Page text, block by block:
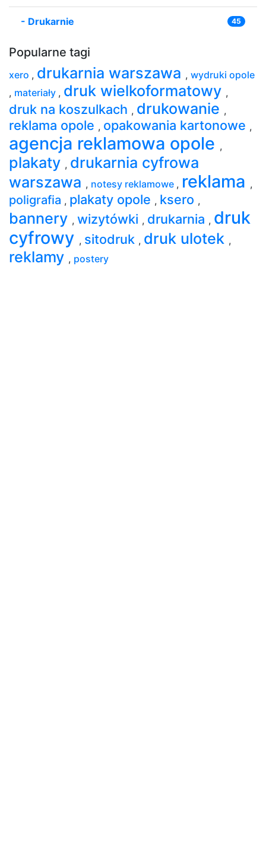
- Drukarnie 45
Popularne tagi
xero , drukarnia warszawa , wydruki opole
, materiały , druk wielkoformatowy ,
druk na koszulkach , drukowanie ,
reklama opole , opakowania kartonowe ,
agencja reklamowa opole ,
plakaty , drukarnia cyfrowa
warszawa , notesy reklamowe , reklama ,
poligrafia , plakaty opole , ksero ,
bannery , wizytówki , drukarnia , druk
cyfrowy , sitodruk , druk ulotek ,
reklamy , postery